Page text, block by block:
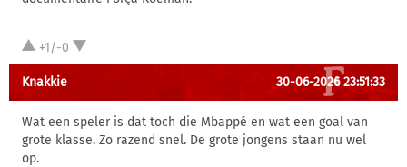
+1/-0
Knakkie 30-06-2026 23:51:33
Wat een speler is dat toch die Mbappé en wat een goal van
grote klasse. Zo razend snel. De grote jongens staan nu wel
op.